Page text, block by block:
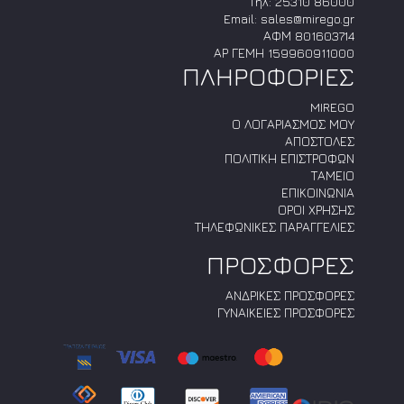
Email: sales@mirego.gr
ΑΦΜ 801603714
ΑΡ ΓΕΜΗ 159960911000
ΠΛΗΡΟΦΟΡΙΕΣ
MIREGO
Ο ΛΟΓΑΡΙΑΣΜΟΣ ΜΟΥ
ΑΠΟΣΤΟΛΕΣ
ΠΟΛΙΤΙΚΗ ΕΠΙΣΤΡΟΦΩΝ
ΤΑΜΕΙΟ
ΕΠΙΚΟΙΝΩΝΙΑ
ΟΡΟΙ ΧΡΗΣΗΣ
ΤΗΛΕΦΩΝΙΚΕΣ ΠΑΡΑΓΓΕΛΙΕΣ
ΠΡΟΣΦΟΡΕΣ
ΑΝΔΡΙΚΕΣ ΠΡΟΣΦΟΡΕΣ
ΓΥΝΑΙΚΕΙΕΣ ΠΡΟΣΦΟΡΕΣ